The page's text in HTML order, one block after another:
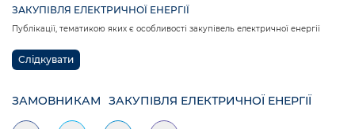
ЗАКУПІВЛЯ ЕЛЕКТРИЧНОЇ ЕНЕРГІЇ
Публікації, тематикою яких є особливості закупівель електричної енергії
Слідкувати
ЗАМОВНИКАМ ЗАКУПІВЛЯ ЕЛЕКТРИЧНОЇ ЕНЕРГІЇ